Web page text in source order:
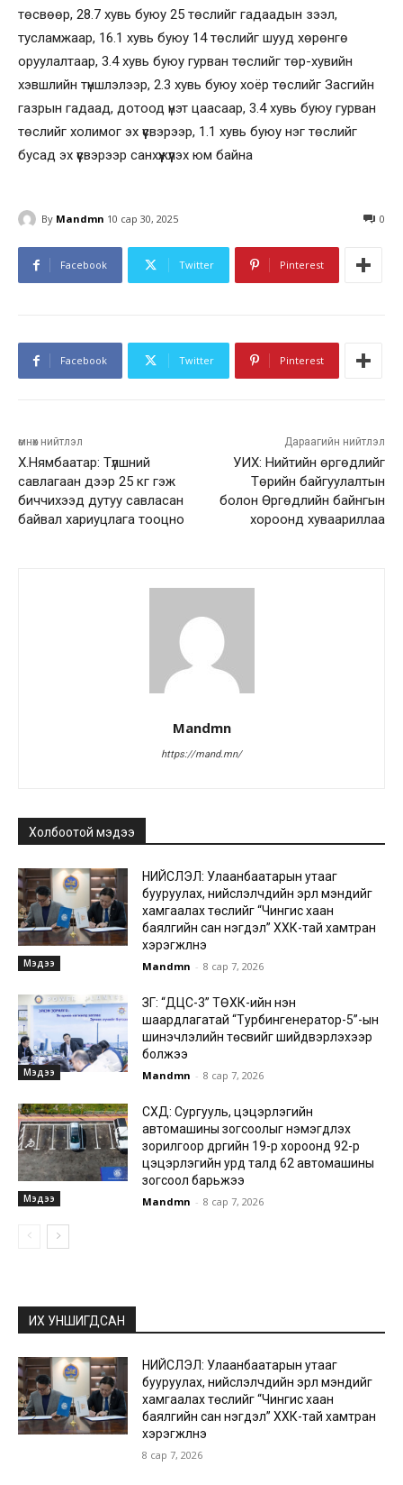
төсвөөр, 28.7 хувь буюу 25 төслийг гадаадын зээл,
тусламжаар, 16.1 хувь буюу 14 төслийг шууд хөрөнгө
оруулалтаар, 3.4 хувь буюу гурван төслийг төр-хувийн
хэвшлийн түншлэлээр, 2.3 хувь буюу хоёр төслийг Засгийн
газрын гадаад, дотоод үнэт цаасаар, 3.4 хувь буюу гурван
төслийг холимог эх үүсвэрээр, 1.1 хувь буюу нэг төслийг
бусад эх үүсвэрээр санхүүжүүлэх юм байна
By Mandmn 10 сар 30, 2025 0
Facebook Twitter Pinterest
Facebook Twitter Pinterest
өмнөх нийтлэл
Х.Нямбаатар: Түлшний
савлагаан дээр 25 кг гэж
биччихээд дутуу савласан
байвал хариуцлага тооцно
Дараагийн нийтлэл
УИХ: Нийтийн өргөдлийг
Төрийн байгуулалтын
болон Өргөдлийн байнгын
хороонд хуваариллаа
Mandmn
https://mand.mn/
Холбоотой мэдээ
Мэдээ
НИЙСЛЭЛ: Улаанбаатарын утааг
бууруулах, нийслэлчүүдийн эрүүл мэндийг
хамгаалах төслийг “Чингис хаан
баялгийн сан нэгдэл” ХХК-тай хамтран
хэрэгжүүлнэ
Mandmn - 8 сар 7, 2026
Мэдээ
ЗГ: “ДЦС-3” ТӨХК-ийн нэн
шаардлагатай “Турбингенератор-5”-ын
шинэчлэлийн төсвийг шийдвэрлэхээр
болжээ
Mandmn - 8 сар 7, 2026
Мэдээ
СХД: Сургууль, цэцэрлэгийн
автомашины зогсоолыг нэмэгдүүлэх
зорилгоор дүүргийн 19-р хороонд 92-р
цэцэрлэгийн урд талд 62 автомашины
зогсоол барьжээ
Mandmn - 8 сар 7, 2026
ИХ УНШИГДСАН
НИЙСЛЭЛ: Улаанбаатарын утааг
бууруулах, нийслэлчүүдийн эрүүл мэндийг
хамгаалах төслийг “Чингис хаан
баялгийн сан нэгдэл” ХХК-тай хамтран
хэрэгжүүлнэ
8 сар 7, 2026